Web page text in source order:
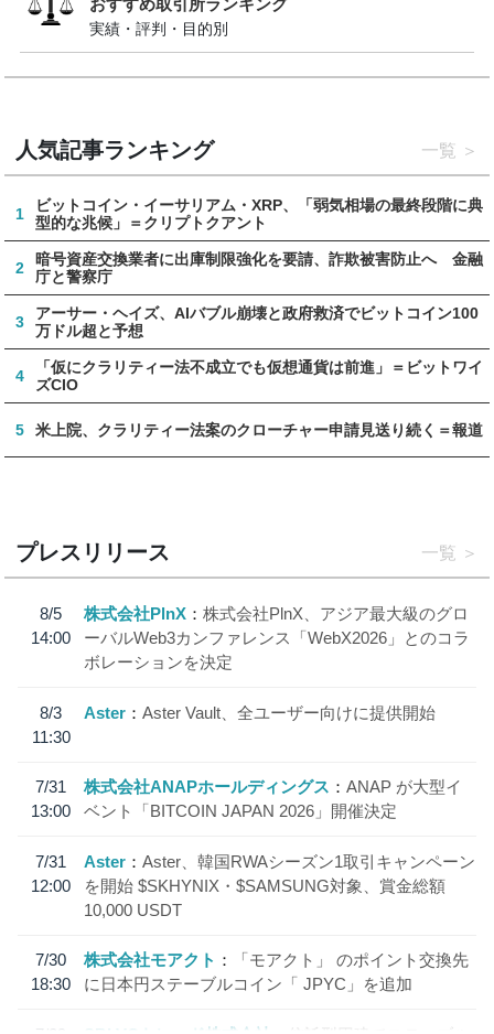
実績・評判・目的別
人気記事ランキング 一覧
1
ビットコイン・イーサリアム・XRP、「弱気相場の最終段階に典
型的な兆候」＝クリプトクアント
2
暗号資産交換業者に出庫制限強化を要請、詐欺被害防止へ 金融
庁と警察庁
3
アーサー・ヘイズ、AIバブル崩壊と政府救済でビットコイン100
万ドル超と予想
4
「仮にクラリティー法不成立でも仮想通貨は前進」＝ビットワイ
ズCIO
5 米上院、クラリティー法案のクローチャー申請見送り続く＝報道
プレスリリース 一覧
8/5
14:00
株式会社PlnX
株式会社PlnX、アジア最大級のグロ
ーバルWeb3カンファレンス「WebX2026」とのコラ
ボレーションを決定
8/3
11:30
Aster Aster Vault、全ユーザー向けに提供開始
7/31
13:00
株式会社ANAPホールディングス
ANAP が大型イ
ベント「BITCOIN JAPAN 2026」開催決定
7/31
12:00
Aster
Aster、韓国RWAシーズン1取引キャンペーン
を開始 $SKHYNIX・$SAMSUNG対象、賞金総額
10,000 USDT
7/30
18:30
株式会社モアクト
「モアクト」 のポイント交換先
に日本円ステーブルコイン「 JPYC」を追加